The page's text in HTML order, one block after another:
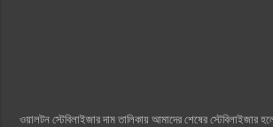
ওয়ালটন স্টেবিলাইজার দাম তালিকায় আমাদের শেষের স্টেবিলাইজার